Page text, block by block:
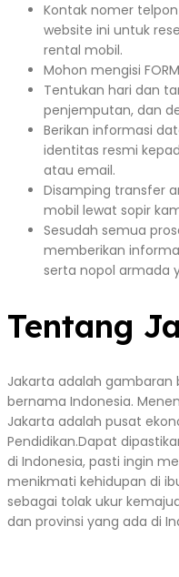
Kontak nomer
website ini untuk
rental mobil.
Mohon mengisi
Tentukan hari dan
penjemputan, dan
Berikan informasi
identitas resmi
atau email.
Disamping transfer
mobil lewat sopir
Sesudah semua
memberikan
serta nopol armada
Tentang
Jakarta adalah gambaran
bernama Indonesia.
Jakarta adalah pusat
Pendidikan.Dapat
di Indonesia, pasti ingin
menikmati kehidupan di
sebagai tolak ukur
dan provinsi yang ada di